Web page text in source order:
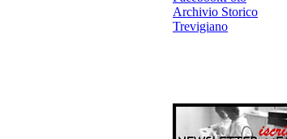
Archivio Storico
Trevigiano